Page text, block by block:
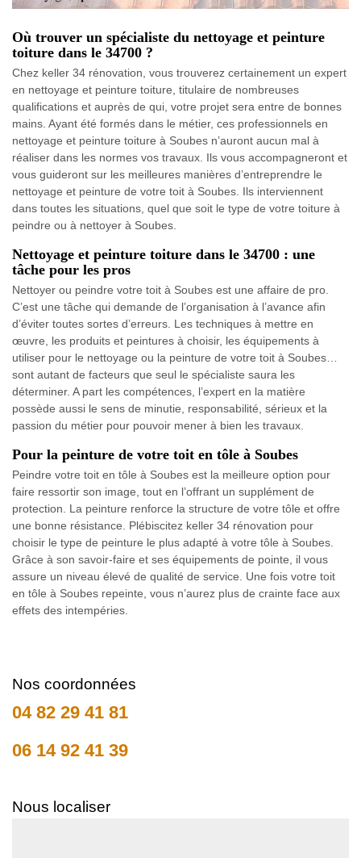
Où trouver un spécialiste du nettoyage et peinture
toiture dans le 34700 ?
Chez keller 34 rénovation, vous trouverez certainement un expert
en nettoyage et peinture toiture, titulaire de nombreuses
qualifications et auprès de qui, votre projet sera entre de bonnes
mains. Ayant été formés dans le métier, ces professionnels en
nettoyage et peinture toiture à Soubes n’auront aucun mal à
réaliser dans les normes vos travaux. Ils vous accompagneront et
vous guideront sur les meilleures manières d’entreprendre le
nettoyage et peinture de votre toit à Soubes. Ils interviennent
dans toutes les situations, quel que soit le type de votre toiture à
peindre ou à nettoyer à Soubes.
Nettoyage et peinture toiture dans le 34700 : une
tâche pour les pros
Nettoyer ou peindre votre toit à Soubes est une affaire de pro.
C’est une tâche qui demande de l’organisation à l’avance afin
d’éviter toutes sortes d’erreurs. Les techniques à mettre en
œuvre, les produits et peintures à choisir, les équipements à
utiliser pour le nettoyage ou la peinture de votre toit à Soubes…
sont autant de facteurs que seul le spécialiste saura les
déterminer. A part les compétences, l’expert en la matière
possède aussi le sens de minutie, responsabilité, sérieux et la
passion du métier pour pouvoir mener à bien les travaux.
Pour la peinture de votre toit en tôle à Soubes
Peindre votre toit en tôle à Soubes est la meilleure option pour
faire ressortir son image, tout en l’offrant un supplément de
protection. La peinture renforce la structure de votre tôle et offre
une bonne résistance. Plébiscitez keller 34 rénovation pour
choisir le type de peinture le plus adapté à votre tôle à Soubes.
Grâce à son savoir-faire et ses équipements de pointe, il vous
assure un niveau élevé de qualité de service. Une fois votre toit
en tôle à Soubes repeinte, vous n’aurez plus de crainte face aux
effets des intempéries.
Nos coordonnées
04 82 29 41 81
06 14 92 41 39
Nous localiser